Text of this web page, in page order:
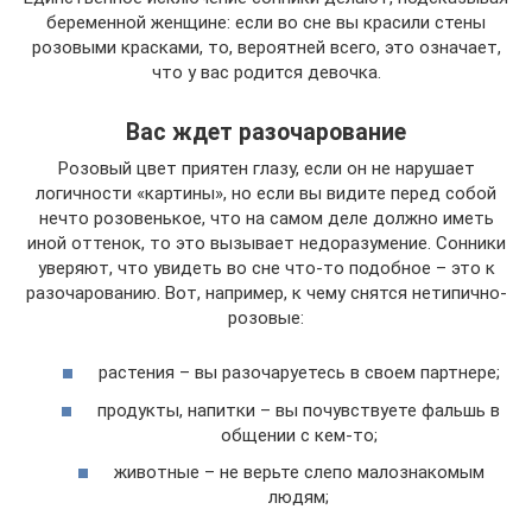
беременной женщине: если во сне вы красили стены
розовыми красками, то, вероятней всего, это означает,
что у вас родится девочка.
Вас ждет разочарование
Розовый цвет приятен глазу, если он не нарушает
логичности «картины», но если вы видите перед собой
нечто розовенькое, что на самом деле должно иметь
иной оттенок, то это вызывает недоразумение. Сонники
уверяют, что увидеть во сне что-то подобное – это к
разочарованию. Вот, например, к чему снятся нетипично-
розовые:
растения – вы разочаруетесь в своем партнере;
продукты, напитки – вы почувствуете фальшь в
общении с кем-то;
животные – не верьте слепо малознакомым
людям;